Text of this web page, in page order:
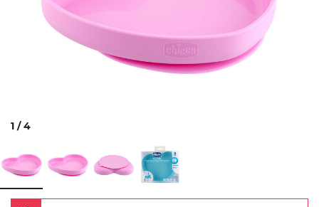
1 /4